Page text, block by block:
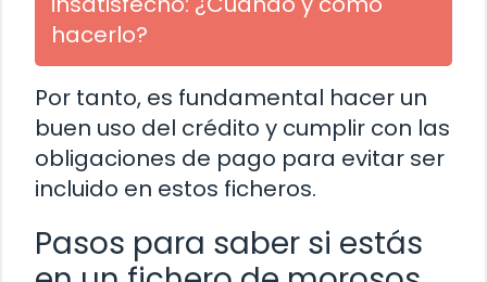
hacerlo?
Por tanto, es fundamental hacer un
buen uso del crédito y cumplir con las
obligaciones de pago para evitar ser
incluido en estos ficheros.
Pasos para saber si estás